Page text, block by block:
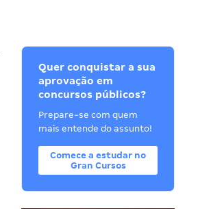
Quer conquistar a sua
aprovação em
concursos públicos?
Prepare-se com quem
mais entende do assunto!
Comece a estudar no
Gran Cursos